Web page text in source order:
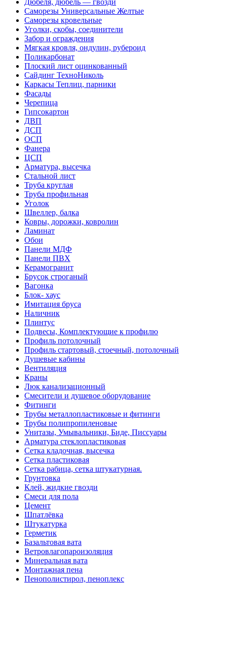
Дюбеля, дюбель — гвозди
Саморезы Универсальные Желтые
Саморезы кровельные
Уголки, скобы, соединители
Забор и ограждения
Мягкая кровля, ондулин, рубероид
Поликарбонат
Плоский лист оцинкованный
Сайдинг ТехноНиколь
Каркасы Теплиц, парники
Фасады
Черепица
Гипсокартон
ДВП
ДСП
ОСП
Фанера
ЦСП
Арматура, высечка
Стальной лист
Труба круглая
Труба профильная
Уголок
Швеллер, балка
Ковры, дорожки, ковролин
Ламинат
Обои
Панели МДФ
Панели ПВХ
Керамогранит
Брусок строганый
Вагонка
Блок- хаус
Имитация бруса
Наличник
Плинтус
Подвесы, Комплектующие к профилю
Профиль потолочный
Профиль стартовый, стоечный, потолочный
Душевые кабины
Вентиляция
Краны
Люк канализационный
Смесители и душевое оборудование
Фитинги
Трубы металлопластиковые и фитинги
Трубы полипропиленовые
Унитазы, Умывальники, Биде, Писсуары
Арматура стеклопластиковая
Сетка кладочная, высечка
Сетка пластиковая
Сетка рабица, сетка штукатурная.
Грунтовка
Клей, жидкие гвозди
Смеси для пола
Цемент
Шпатлёвка
Штукатурка
Герметик
Базальтовая вата
Ветровлагопароизоляция
Минеральная вата
Монтажная пена
Пенополистирол, пеноплекс